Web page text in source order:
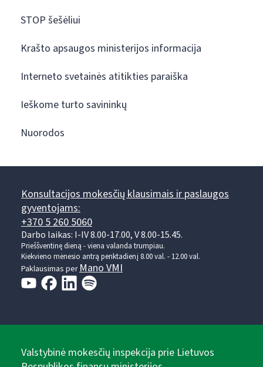
STOP šešėliui
Krašto apsaugos ministerijos informacija
Interneto svetainės atitikties paraiška
Ieškome turto savininkų
Nuorodos
Konsultacijos mokesčių klausimais ir paslaugos
gyventojams:
+370 5 260 5060
Darbo laikas: I-IV 8.00-17.00, V 8.00-15.45.
Prieššventinę dieną - viena valanda trumpiau.
Kiekvieno mėnesio antrą penktadienį 8.00 val. - 12.00 val.
Paklausimas perMano VMI
Valstybinė mokesčių inspekcija prie Lietuvos